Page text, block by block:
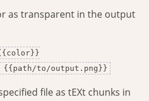
as transparent in the output
{{color}}
{{path/to/output.png}}
file as tEXt chunks in